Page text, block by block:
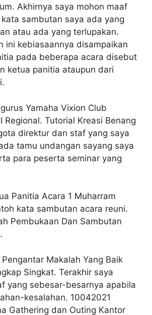
Akhirnya saya mohon maaf
sambutan saya ada yang
atau ada yang terlupakan.
ini kebiasaannya disampaikan
pada beberapa acara disebut
ketua panitia ataupun dari
Yamaha Vixion Club
Regional. Tutorial Kreasi Benang
direktur dan staf yang saya
tamu undangan sayang saya
para peserta seminar yang
Panitia Acara 1 Muharram
kata sambutan acara reuni.
Pembukaan Dan Sambutan
Makalah Yang Baik
Singkat. Terakhir saya
yang sebesar-besarnya apabila
kesalahan. 10042021
Gathering dan Outing Kantor